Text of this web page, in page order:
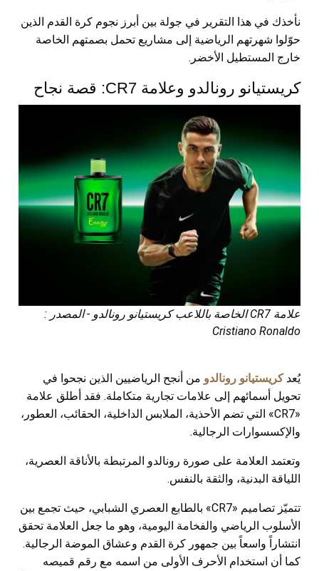
نأخذك في هذا التقرير في جولة بين أبرز نجوم كرة القدم الذين
حوّلوا شهرتهم الرياضية إلى مشاريع تحمل بصمتهم الخاصة
خارج المستطيل الأخضر.
كريستيانو رونالدو وعلامة CR7: قصة نجاح
علامة CR7 الخاصة باللاعب كريستيانو رونالدو - المصدر :
Cristiano Ronaldo
يُعدكريستيانو رونالدو من أنجح الرياضيين الذين نجحوا في
تحويل أسمائهم إلى علامات تجارية متكاملة. فقد أطلق علامة
«CR7» التي تضم الأحذية، الملابس الداخلية، الحقائب، العطور،
والإكسسوارات الرجالية.
وتعتمد العلامة على صورة رونالدو المرتبطة بالأناقة العصرية،
اللياقة البدنية، والثقة بالنفس.
تتميّز تصاميم «CR7» بالطابع العصري الشبابي، حيث تجمع بين
الأسلوب الرياضي والفخامة اليومية، وهو ما جعل العلامة تحقق
انتشاراً واسعاً بين جمهور كرة القدم وعشاق الموضة الرجالية.
كما أن استخدام الأحرف الأولى من اسمه مع رقم قميصه